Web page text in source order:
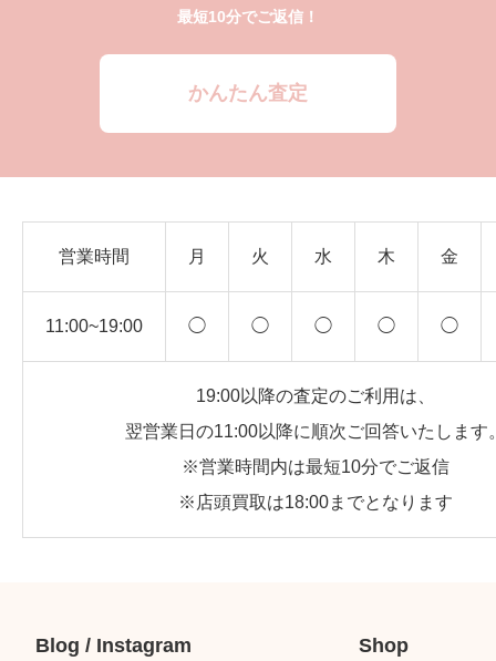
最短10分でご返信！
かんたん査定
営業時間 月 火 水 木 金
11:00~19:00 ◯ ◯ ◯ ◯ ◯
19:00以降の査定のご利用は、
翌営業日の11:00以降に順次ご回答いたします
※営業時間内は最短10分でご返信
※店頭買取は18:00までとなります
Blog / Instagram Shop